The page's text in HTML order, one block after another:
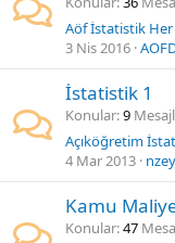
Aöf İstatistik Her
3 Nis 2016
İstatistik 1
Konular 9
Açıköğretim
4 Mar 2013
Kamu
Konular 47